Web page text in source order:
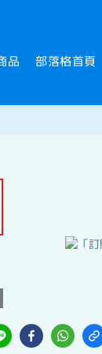
品 部落格首頁